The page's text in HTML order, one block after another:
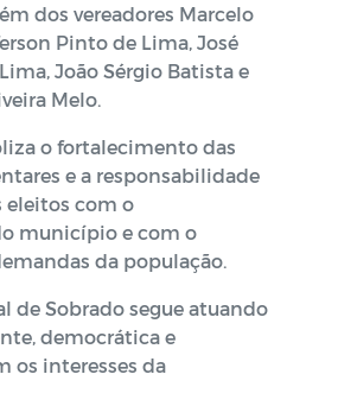
dos vereadores Marcelo
Pinto de Lima, José
João Sérgio Batista e
Melo.
o fortalecimento das
e a responsabilidade
eleitos com o
município e com o
da população.
de Sobrado segue atuando
democrática e
os interesses da